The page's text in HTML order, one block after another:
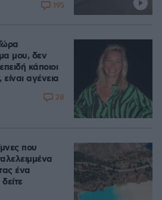
195
μου, δεν
κάποιοι
αγένεια
28
που
ένα